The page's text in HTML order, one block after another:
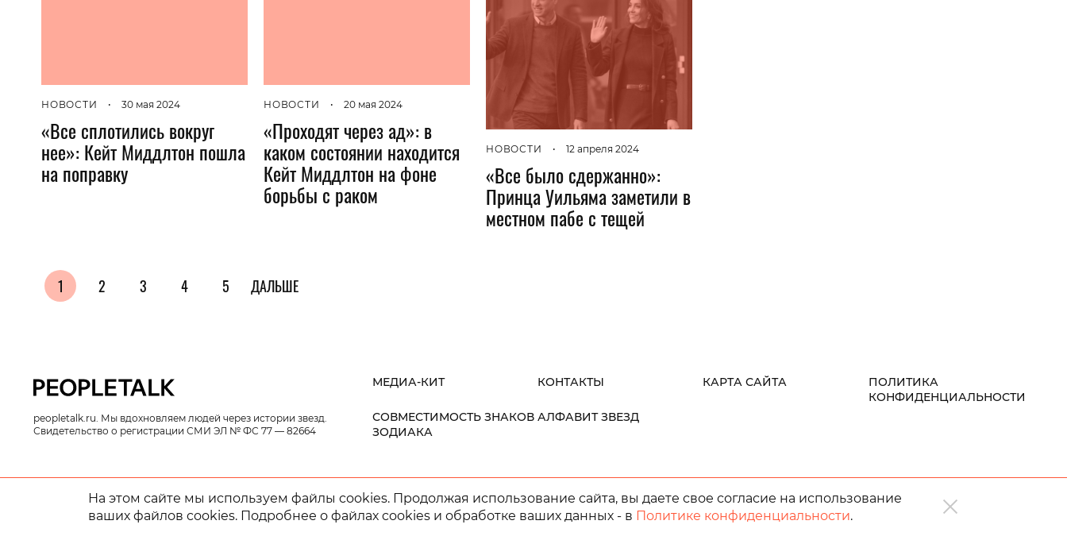
НОВОСТИ • 30 мая 2024
«Все сплотились вокруг
нее»: Кейт Миддлтон пошла
на поправку
НОВОСТИ • 20 мая 2024
«Проходят через ад»: в
каком состоянии находится
Кейт Миддлтон на фоне
борьбы с раком
НОВОСТИ • 12 апреля 2024
«Все было сдержанно»:
Принца Уильяма заметили в
местном пабе с тещей
1 2 3 4 5 ДАЛЬШЕ
peopletalk.ru. Мы вдохновляем людей через истории звезд.
Свидетельство о регистрации СМИ ЭЛ № ФС 77 — 82664
МЕДИА-КИТ КОНТАКТЫ КАРТА САЙТА
ПОЛИТИКА
КОНФИДЕНЦИАЛЬНОСТИ
СОВМЕСТИМОСТЬ ЗНАКОВ
ЗОДИАКА
АЛФАВИТ ЗВЕЗД
© 2014 - 2026
На этом сайте мы используем файлы cookies. Продолжая использование сайта, вы даете свое согласие на использование
ваших файлов cookies. Подробнее о файлах cookies и обработке ваших данных - в Политике конфиденциальности.